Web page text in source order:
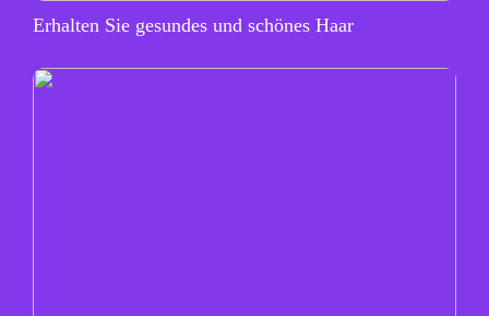
Erhalten Sie gesundes und schönes Haar